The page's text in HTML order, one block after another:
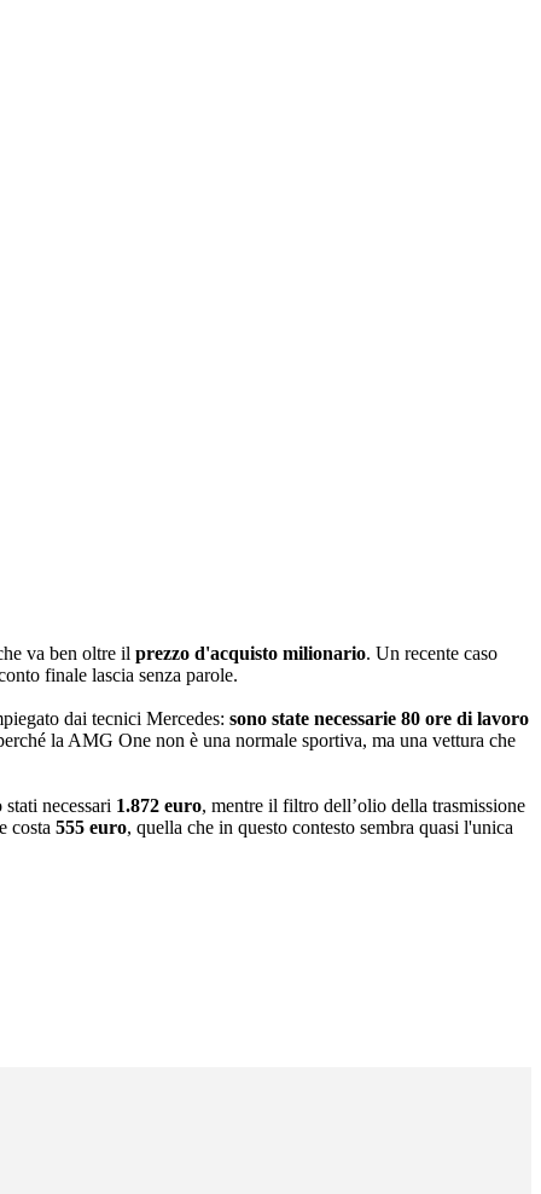
va ben oltre il prezzo d'acquisto milionario. Un recente caso
finale lascia senza parole.
dai tecnici Mercedes: sono state necessarie 80 ore di lavoro
la AMG One non è una normale sportiva, ma una vettura che
necessari 1.872 euro, mentre il filtro dell’olio della trasmissione
costa 555 euro, quella che in questo contesto sembra quasi l'unica